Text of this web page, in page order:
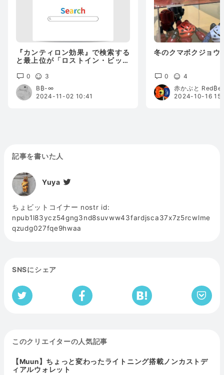
『カンティロン効果』で検索する
と最上位が「ロストイン・ビット
0
3
B₿-∞
2024-11-02 10:41
冬のクマボクジョウ
0
4
赤かぶと
2024-10-16
記事を書いた人
Yuya
ちょビットコイナー nostr id:
npub1l83ycz54gng3nd8suvww43fardjsca37x7z5rcwlme
qzudg027fqe9hwaa
SNSにシェア
このクリエイターの人気記事
【Muun】ちょっと変わったライトニング搭載ノンカストデ
ィアルウォレット